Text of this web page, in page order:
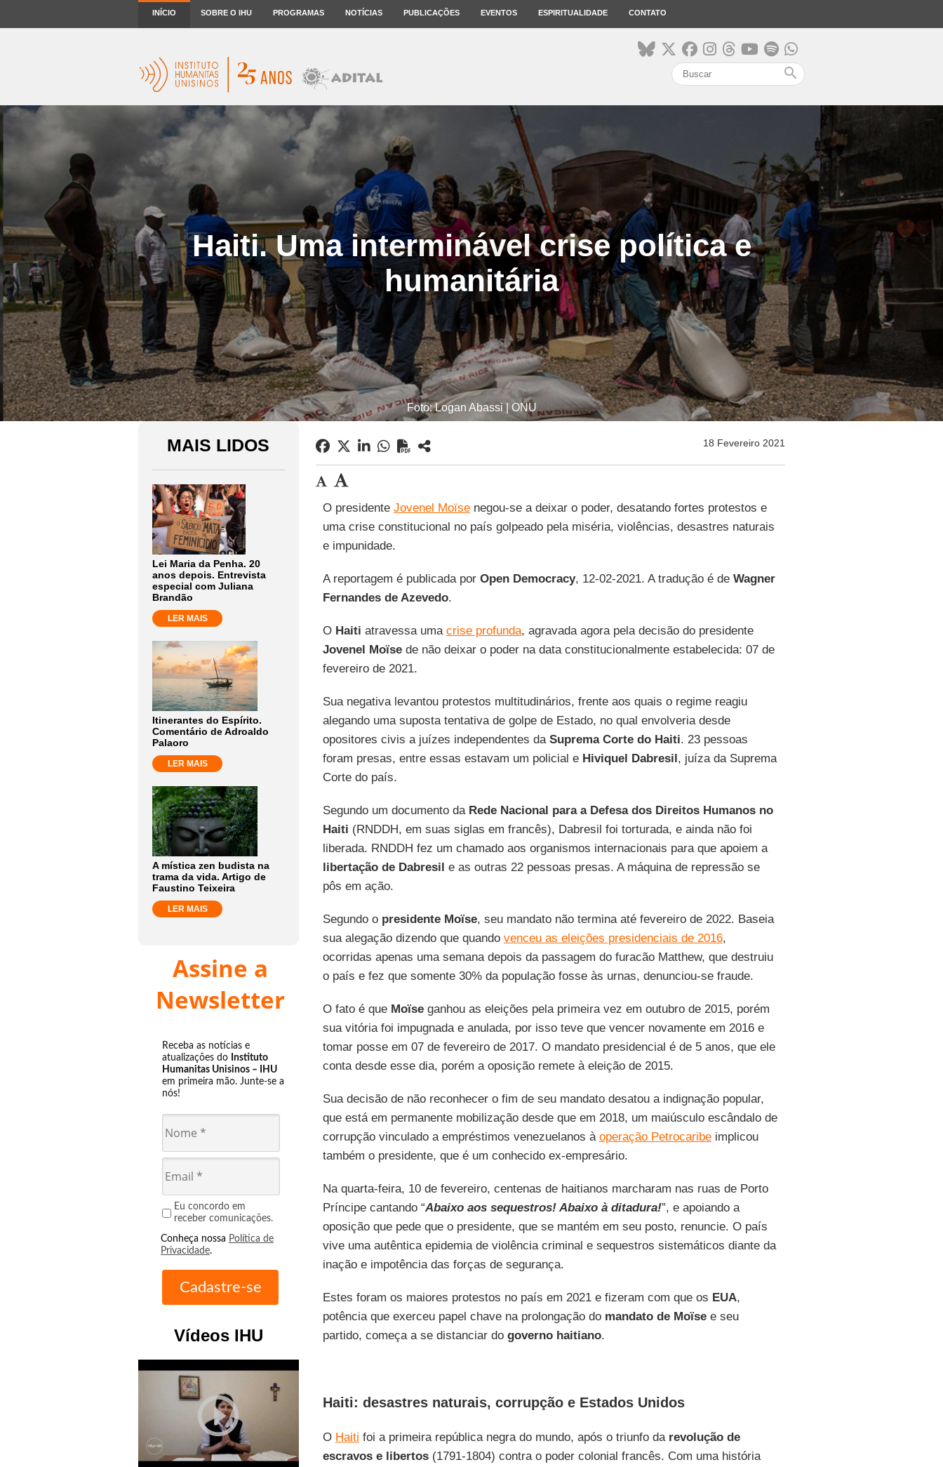
INÍCIO SOBRE O IHU PROGRAMAS NOTÍCIAS PUBLICAÇÕES EVENTOS ESPIRITUALIDADE CONTATO
search
Haiti. Uma interminável crise política e
humanitária
Foto: Logan Abassi | ONU
MAIS LIDOS
Lei Maria da Penha. 20
anos depois. Entrevista
especial com Juliana
Brandão
LER MAIS
Itinerantes do Espírito.
Comentário de Adroaldo
Palaoro
LER MAIS
A mística zen budista na
trama da vida. Artigo de
Faustino Teixeira
LER MAIS
Assine a
Newsletter
Receba as notícias e
atualizações do Instituto
Humanitas Unisinos – IHU
em primeira mão. Junte-se a
nós!
Eu concordo em
receber comunicações.
Conheça nossa Política de
Privacidade.
Vídeos IHU
play_circle_outline
18 Fevereiro 2021
O presidente Jovenel Moïsenegou-se a deixar o poder, desatando fortes protestos e
uma crise constitucional no país golpeado pela miséria, violências, desastres naturais
e impunidade.
A reportagem é publicada por Open Democracy, 12-02-2021. A tradução é de Wagner
Fernandes de Azevedo.
O Haiti atravessa uma crise profunda, agravada agora pela decisão do presidente
Jovenel Moïsede não deixar o poder na data constitucionalmente estabelecida: 07 de
fevereiro de 2021.
Sua negativa levantou protestos multitudinários, frente aos quais o regime reagiu
alegando uma suposta tentativa de golpe de Estado, no qual envolveria desde
opositores civis a juízes independentes da Suprema Corte do Haiti. 23 pessoas
foram presas, entre essas estavam um policial e Hiviquel Dabresil, juíza da Suprema
Corte do país.
Segundo um documento da Rede Nacional para a Defesa dos Direitos Humanos no
Haiti (RNDDH, em suas siglas em francês), Dabresil foi torturada, e ainda não foi
liberada. RNDDH fez um chamado aos organismos internacionais para que apoiem a
libertação de Dabresil e as outras 22 pessoas presas. A máquina de repressão se
pôs em ação.
Segundo o presidente Moïse, seu mandato não termina até fevereiro de 2022. Baseia
sua alegação dizendo que quando venceu as eleições presidenciais de 2016,
ocorridas apenas uma semana depois da passagem do furacão Matthew, que destruiu
o país e fez que somente 30% da população fosse às urnas, denunciou-se fraude.
O fato é que Moïseganhou as eleições pela primeira vez em outubro de 2015, porém
sua vitória foi impugnada e anulada, por isso teve que vencer novamente em 2016 e
tomar posse em 07 de fevereiro de 2017. O mandato presidencial é de 5 anos, que ele
conta desde esse dia, porém a oposição remete à eleição de 2015.
Sua decisão de não reconhecer o fim de seu mandato desatou a indignação popular,
que está em permanente mobilização desde que em 2018, um maiúsculo escândalo de
corrupção vinculado a empréstimos venezuelanos à operação Petrocaribeimplicou
também o presidente, que é um conhecido ex-empresário.
Na quarta-feira, 10 de fevereiro, centenas de haitianos marcharam nas ruas de Porto
Príncipe cantando “Abaixo aos sequestros! Abaixo à ditadura!”, e apoiando a
oposição que pede que o presidente, que se mantém em seu posto, renuncie. O país
vive uma autêntica epidemia de violência criminal e sequestros sistemáticos diante da
inação e impotência das forças de segurança.
Estes foram os maiores protestos no país em 2021 e fizeram com que os EUA,
potência que exerceu papel chave na prolongação do mandato de Moïsee seu
partido, começa a se distanciar do governo haitiano.
Haiti: desastres naturais, corrupção e Estados Unidos
O Haiti foi a primeira república negra do mundo, após o triunfo da revolução de
escravos e libertos(1791-1804) contra o poder colonial francês. Com uma história